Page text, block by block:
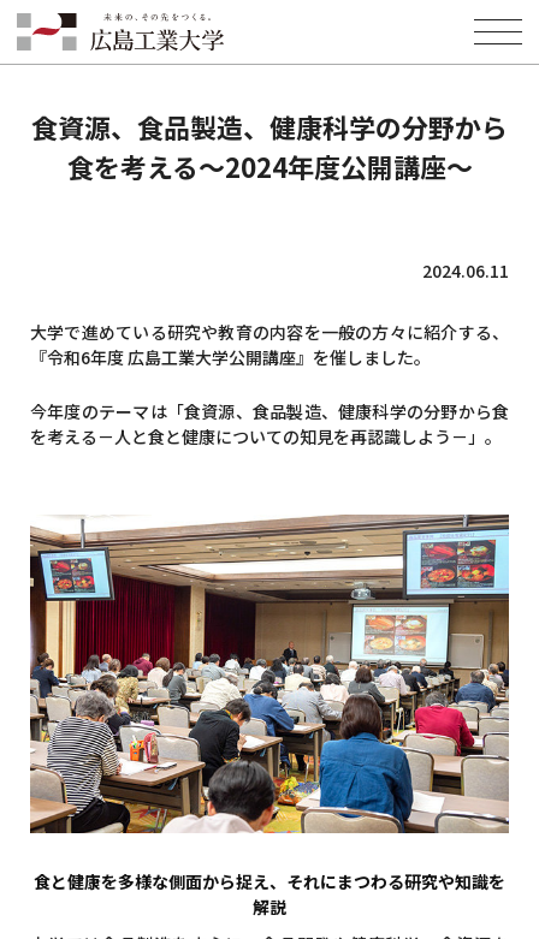
HOME INFORMATION
食資源、食品製造、健康科学の分野から食を考える～2024年度公開講座
～
食資源、食品製造、健康科学の分野から
食を考える～2024年度公開講座～
2024.06.11
大学で進めている研究や教育の内容を一般の方々に紹介する、
『令和6年度 広島工業大学公開講座』を催しました。
今年度のテーマは「食資源、食品製造、健康科学の分野から食
を考える－人と食と健康についての知見を再認識しよう－」。
食と健康を多様な側面から捉え、それにまつわる研究や知識を
解説